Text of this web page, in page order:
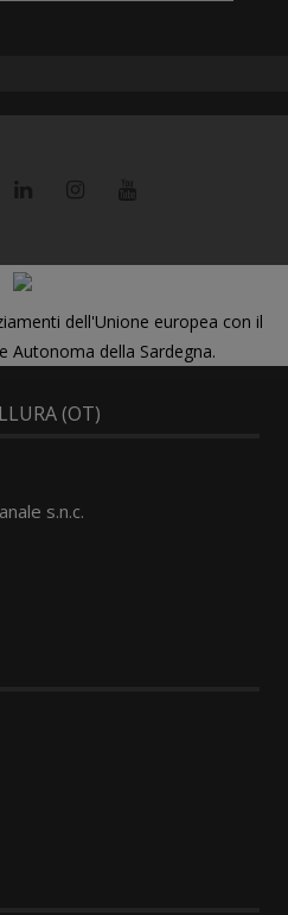
dell'Unione europea con il
Autonoma della Sardegna.
(OT)
s.n.c.